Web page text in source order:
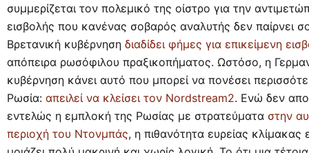
συμμερίζεται τον πολεμικό της οίστρο για την
εισβολής που κανένας σοβαρός αναλυτής δεν παίρνει
Βρετανική κυβέρνηση διαδίδει φήμες για επικείμενη
απόπειρα ρωσόφιλου πραξικοπήματος. Ωστόσο, η
κυβέρνηση κάνει αυτό που μπορεί να πονέσει
Ρωσία: απειλεί να κλείσει τον Nordstream2. Ενώ δεν
εντελώς η εμπλοκή της Ρωσίας με στρατεύματα στην
περιοχή του Ντονμπάς, η πιθανότητα ευρείας κλίμακας